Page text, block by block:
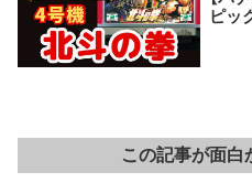
ピッ
この記事が面白